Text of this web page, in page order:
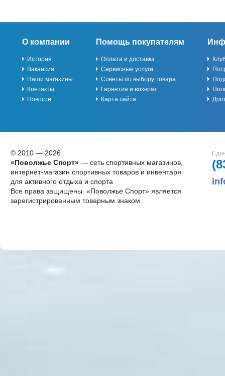
О компании
История
Вакансии
Наши магазины
Контакты
Новости
Помощь покупателям
Оплата и доставка
Сервисные услуги
Советы по выбору товара
Гарантия и возврат
Карта сайта
© 2010 — 2026
«Поволжье Спорт»— сеть спортивных магазинов,
интернет-магазин спортивных товаров и инвентаря
для активного отдыха и спорта
Все права защищены. «Поволжье Спорт» является
зарегистрированным товарным знаком.